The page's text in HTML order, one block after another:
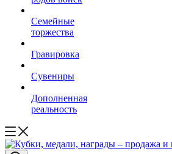
Семейные
торжества
Гравировка
Сувениры
Дополненная
реальность